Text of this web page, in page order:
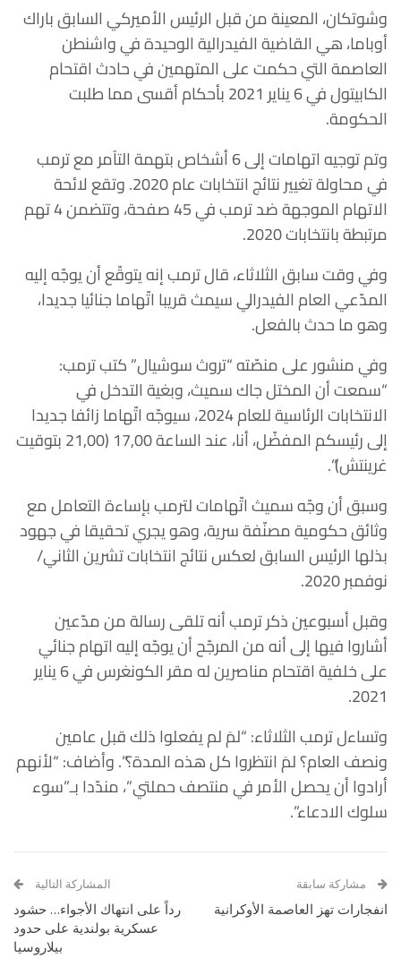
وشوتكان، المعينة من قبل الرئيس الأميركي السابق باراك
أوباما، هي القاضية الفيدرالية الوحيدة في واشنطن
العاصمة التي حكمت على المتهمين في حادث اقتحام
الكابيتول في 6 يناير 2021 بأحكام أقسى مما طلبت
الحكومة.
وتم توجيه اتهامات إلى 6 أشخاص بتهمة التآمر مع ترمب
في محاولة تغيير نتائج انتخابات عام 2020. وتقع لائحة
الاتهام الموجهة ضد ترمب في 45 صفحة، وتتضمن 4 تهم
مرتبطة بانتخابات 2020.
وفي وقت سابق الثلاثاء، قال ترمب إنه يتوقّع أن يوجّه إليه
المدّعي العام الفيدرالي سيمث قريبا اتّهاما جنائيا جديدا،
وهو ما حدث بالفعل.
وفي منشور على منصّته “تروث سوشيال” كتب ترمب:
“سمعت أن المختل جاك سميث، وبغية التدخل في
الانتخابات الرئاسية للعام 2024، سيوجّه اتّهاما زائفا جديدا
إلى رئيسكم المفضّل، أنا، عند الساعة 17,00 (21,00 بتوقيت
غرينتش)”.
وسبق أن وجّه سميث اتّهامات لترمب بإساءة التعامل مع
وثائق حكومية مصنّفة سرية، وهو يجري تحقيقا في جهود
بذلها الرئيس السابق لعكس نتائج انتخابات تشرين الثاني/
نوفمبر 2020.
وقبل أسبوعين ذكر ترمب أنه تلقى رسالة من مدّعين
أشاروا فيها إلى أنه من المرجّح أن يوجّه إليه اتهام جنائي
على خلفية اقتحام مناصرين له مقر الكونغرس في 6 يناير
2021.
وتساءل ترمب الثلاثاء: “لمَ لم يفعلوا ذلك قبل عامين
ونصف العام؟ لمَ انتظروا كل هذه المدة؟”. وأضاف: “لأنهم
أرادوا أن يحصل الأمر في منتصف حملتي”، مندّدا بـ”سوء
سلوك الادعاء”.
مشاركة سابقة
انفجارات تهز العاصمة الأوكرانية
المشاركة التالية
رداً على انتهاك الأجواء… حشود
عسكرية بولندية على حدود
بيلاروسيا